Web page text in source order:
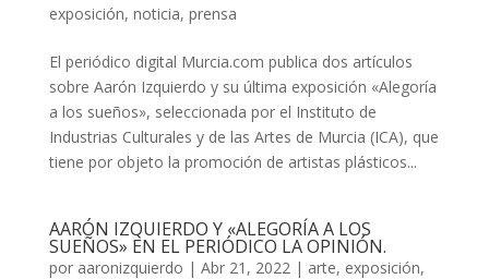
exposición, noticia, prensa
El periódico digital Murcia.com publica dos artículos
sobre Aarón Izquierdo y su última exposición «Alegoría
a los sueños», seleccionada por el Instituto de
Industrias Culturales y de las Artes de Murcia (ICA), que
tiene por objeto la promoción de artistas plásticos...
AARÓN IZQUIERDO Y «ALEGORÍA A LOS
SUEÑOS» EN EL PERIÓDICO LA OPINIÓN.
por aaronizquierdo | Abr 21, 2022| arte, exposición,